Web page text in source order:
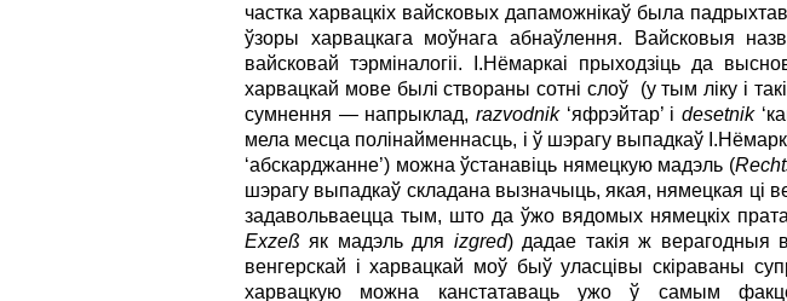
частка харвацкіх вайсковых дапаможнікаў была
ўзоры харвацкага моўнага абнаўлення. Вайсковыя
вайсковай тэрміналогіі. І.Нёмаркаі прыходзіць да
харвацкай мове былі створаны сотні слоў (у тым ліку і
сумнення — напрыклад, razvodnik‘яфрэйтар’ і desetnik
мела месца полінайменнасць, і ў шэрагу выпадкаў
‘абскарджанне’) можна ўстанавіць нямецкую мадэль (
шэрагу выпадкаў складана вызначыць, якая, нямецкая ці
задавольваецца тым, што да ўжо вядомых нямецкіх
Exzeß як мадэль для izgred) дадае такія ж верагодныя
венгерскай і харвацкай моў быў уласцівы скіраваны
харвацкую можна канстатаваць ужо ў самым